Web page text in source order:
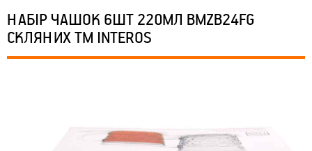
НАБІР ЧАШОК 6ШТ 220МЛ BMZB24FG
СКЛЯНИХ ТМ INTEROS